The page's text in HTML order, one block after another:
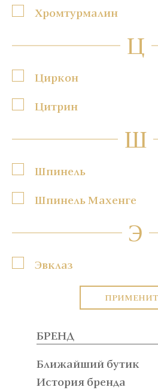
Хромтурмалин
Ц
Циркон
Цитрин
Ш
Шпинель
Шпинель Махенге
Э
Эвклаз
БРЕНД
Ближайший бутик
История бренда